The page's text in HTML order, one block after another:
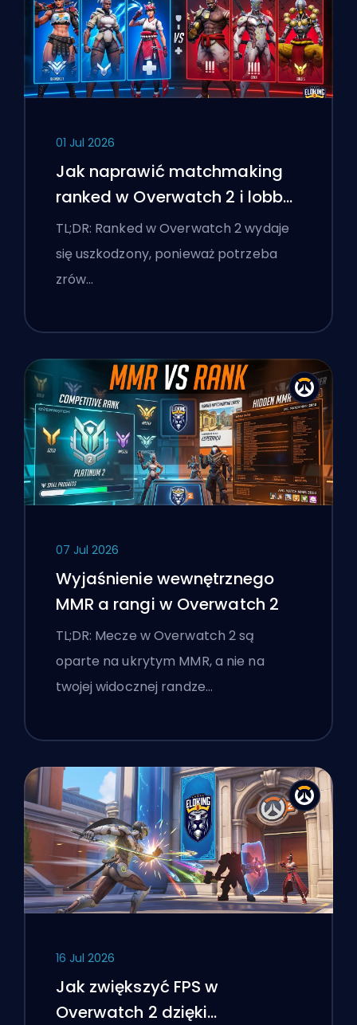
01 Jul 2026
Jak naprawić matchmaking
ranked w Overwatch 2 i lobby
'stomp'
TL;DR: Ranked w Overwatch 2 wydaje
się uszkodzony, ponieważ potrzeba
zrów…
07 Jul 2026
Wyjaśnienie wewnętrznego
MMR a rangi w Overwatch 2
TL;DR: Mecze w Overwatch 2 są
oparte na ukrytym MMR, a nie na
twojej widocznej randze…
16 Jul 2026
Jak zwiększyć FPS w
Overwatch 2 dzięki